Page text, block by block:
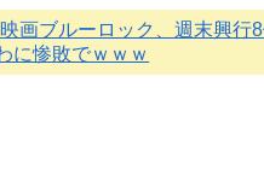
映画ブルーロック、週末興行
に惨敗でｗｗｗ